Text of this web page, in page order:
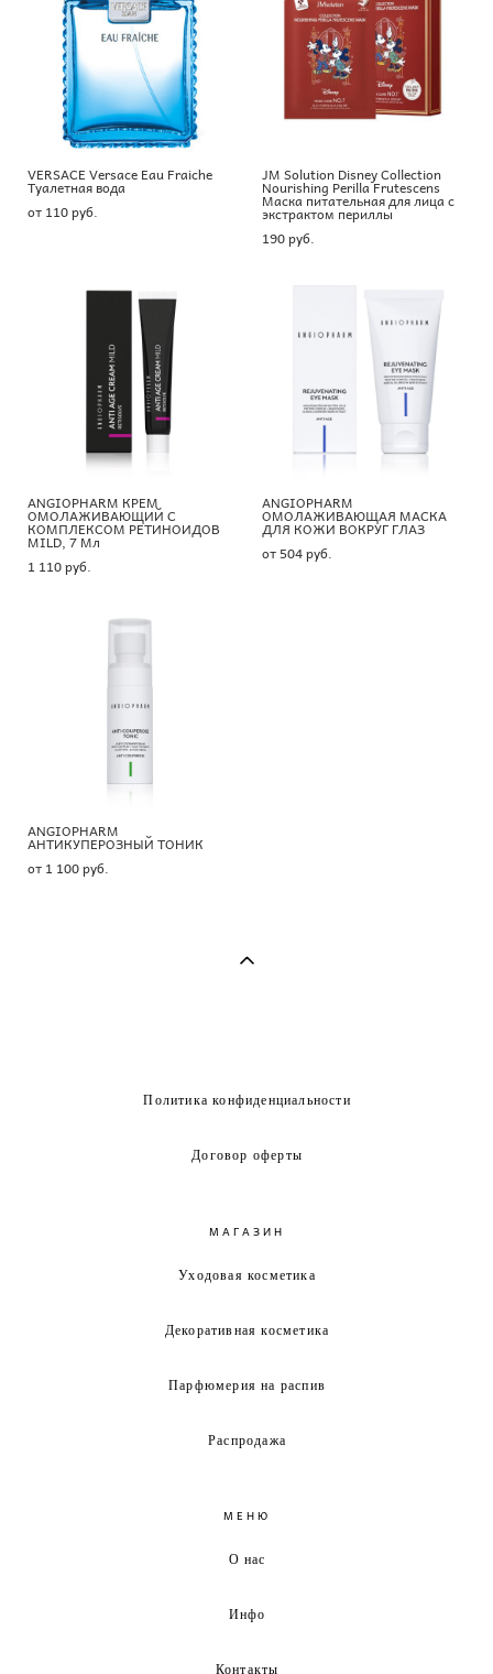
VERSACE Versace Eau Fraiche
Туалетная вода
от 110 pуб.
JM Solution Disney Collection
Nourishing Perilla Frutescens
Маска питательная для лица с
экстрактом периллы
190 pуб.
ANGIOPHARM КРЕМ
ОМОЛАЖИВАЮЩИЙ С
КОМПЛЕКСОМ РЕТИНОИДОВ
MILD, 7 Мл
1 110 pуб.
ANGIOPHARM
ОМОЛАЖИВАЮЩАЯ МАСКА
ДЛЯ КОЖИ ВОКРУГ ГЛАЗ
от 504 pуб.
ANGIOPHARM
АНТИКУПЕРОЗНЫЙ ТОНИК
от 1 100 pуб.
Политика конфиденциальности
Договор оферты
МАГАЗИН
Уходовая косметика
Декоративная косметика
Парфюмерия на распив
Распродажа
МЕНЮ
О нас
Инфо
Контакты